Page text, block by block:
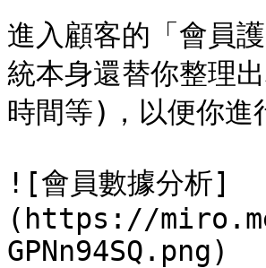
進入顧客的「會員
統本身還替你整理
時間等)，以便你進
![會員數據分析]
(https://
GPNn94SQ.png)